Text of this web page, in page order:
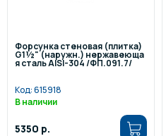
Форсунка стеновая (плитка)
G1½" (наружн.) нержавеюща
я сталь AISI-304 /ФП.091.7/
Код:615918
В наличии
5350 р.